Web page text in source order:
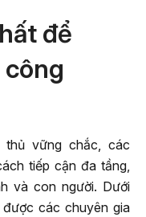
để
vững chắc, các
tiếp cận đa tầng,
và con người. Dưới
các chuyên gia